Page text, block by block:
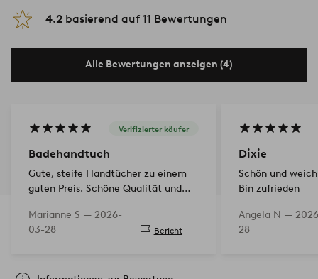
4.2 basierend auf 11 Bewertungen
Alle Bewertungen anzeigen (4)
Verifizierter käufer
Badehandtuch
Gute, steife Handtücher zu einem
guten Preis. Schöne Qualität und
Marianne S — 2026-
03-28
Bericht
Dixie
Schön und
Bin zufrieden
Angela N —
28